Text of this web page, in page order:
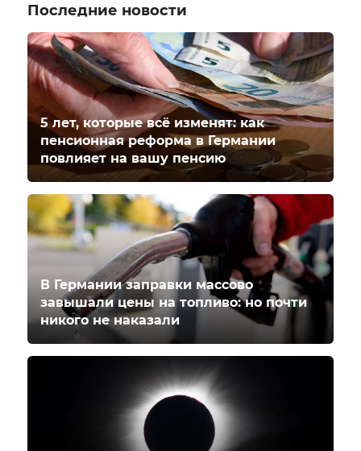
Последние новости
5 лет, которые всё изменят: как
пенсионная реформа в Германии
повлияет на вашу пенсию
В Германии заправки массово
завышали цены на топливо: но почти
никого не наказали